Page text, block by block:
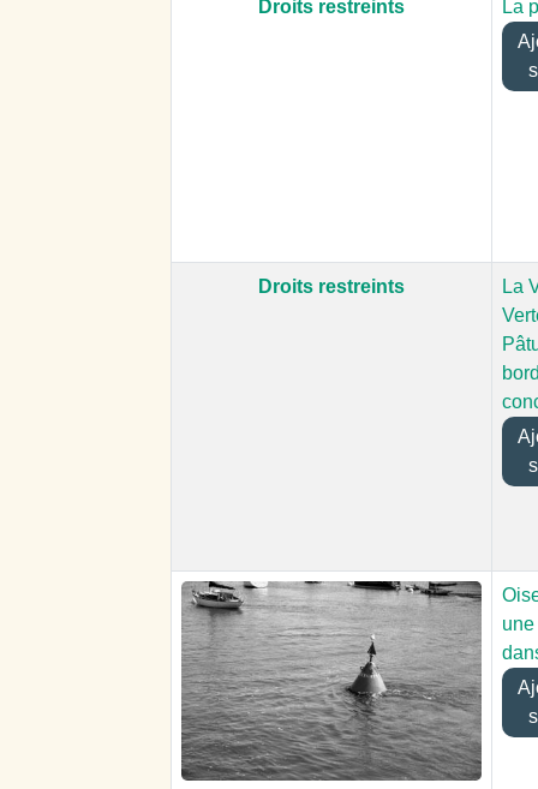
Droits restreints
La
Droits restreints
La